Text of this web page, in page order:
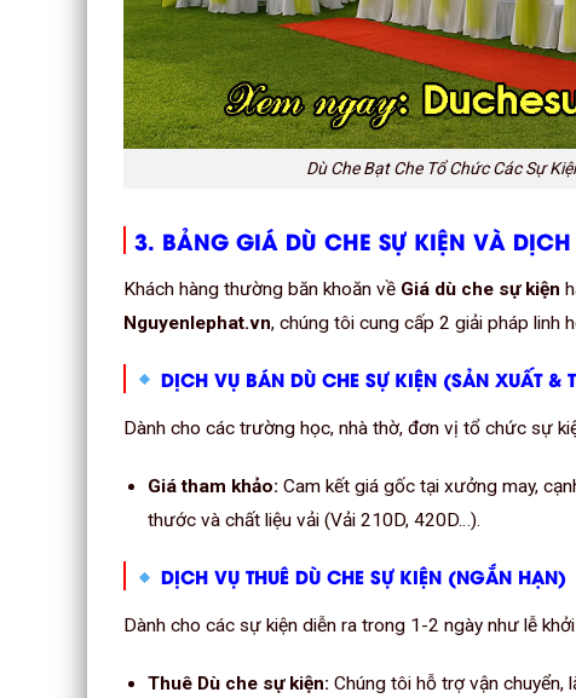
Dù Che Bạt Che Tổ Chức Các Sự
3. BẢNG GIÁ DÙ CHE SỰ KIỆN VÀ
Khách hàng thường băn khoăn về Giá dù che sự kiện
Nguyenlephat.vn, chúng tôi cung cấp 2 giải pháp linh
DỊCH VỤ BÁN DÙ CHE SỰ KIỆN (SẢN XUẤT &
Dành cho các trường học, nhà thờ, đơn vị tổ chức sự
Giá tham khảo: Cam kết giá gốc tại xưởng may,
thước và chất liệu vải (Vải 210D, 420D…).
DỊCH VỤ THUÊ DÙ CHE SỰ KIỆN (NGẮN HẠN)
Dành cho các sự kiện diễn ra trong 1-2 ngày như lễ
Thuê Dù che sự kiện: Chúng tôi hỗ trợ vận chuyển,